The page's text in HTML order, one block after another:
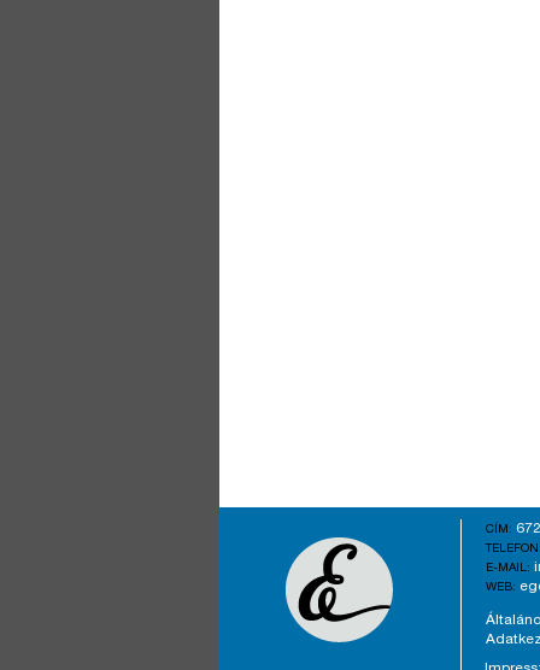
CÍM:
TELEFON:
E-MAIL:
WEB: